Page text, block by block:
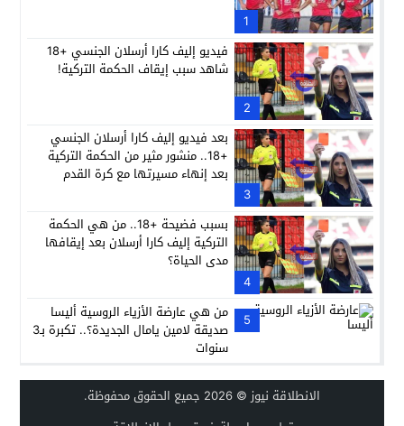
1
2
فيديو إليف كارا أرسلان الجنسي +18
شاهد سبب إيقاف الحكمة التركية!
3
بعد فيديو إليف كارا أرسلان الجنسي
+18.. منشور مثير من الحكمة التركية
بعد إنهاء مسيرتها مع كرة القدم
4
بسبب فضيحة +18.. من هي الحكمة
التركية إليف كارا أرسلان بعد إيقافها
مدى الحياة؟
5
من هي عارضة الأزياء الروسية أليسا
صديقة لامين يامال الجديدة؟.. تكبرة بـ3
سنوات
الانطلاقة نيوز © 2026 جميع الحقوق محفوظة.